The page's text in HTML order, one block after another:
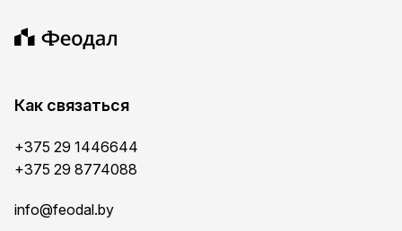
Как связаться
+375 29 1446644
+375 29 8774088
info@feodal.by